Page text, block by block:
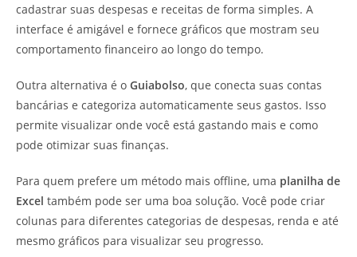
cadastrar suas despesas e receitas de forma simples. A
interface é amigável e fornece gráficos que mostram seu
comportamento financeiro ao longo do tempo.
Outra alternativa é o Guiabolso, que conecta suas contas
bancárias e categoriza automaticamente seus gastos. Isso
permite visualizar onde você está gastando mais e como
pode otimizar suas finanças.
Para quem prefere um método mais offline, uma planilha de
Excel também pode ser uma boa solução. Você pode criar
colunas para diferentes categorias de despesas, renda e até
mesmo gráficos para visualizar seu progresso.